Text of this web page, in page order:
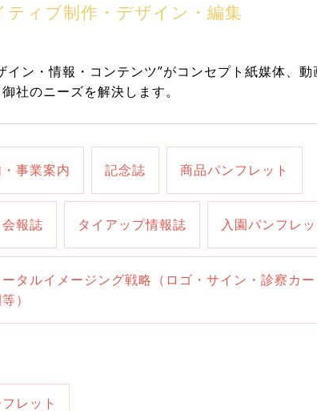
ティブ制作・デザイン・編集
イン・情報・コンテンツ”がコンセプト紙媒体、動
社のニーズを解決します。
事業案内 記念誌 商品パンフレット
報誌 タイアップ情報誌 入園パンフレッ
タルイメージング戦略（ロゴ・サイン・診察カー
）
レット